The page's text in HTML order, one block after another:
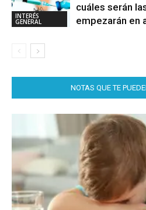
INTERÉS
GENERAL
cuáles serán
empezarán en
NOTAS QUE TE